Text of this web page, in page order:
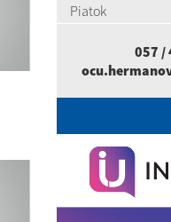
Piatok
057 /